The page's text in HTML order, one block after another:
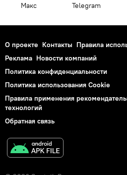
Макс Telegram
О проекте Контакты Правила
Реклама Новости компаний
Политика конфиденциальности
Политика использования Cookie
Правила применения
технологий
Обратная связь